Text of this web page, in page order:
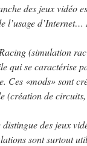
des jeux vidéo
l’usage
(simulation
qui se caractérise
Ces «mods» sont
(création de
distingue des jeux
sont surtout